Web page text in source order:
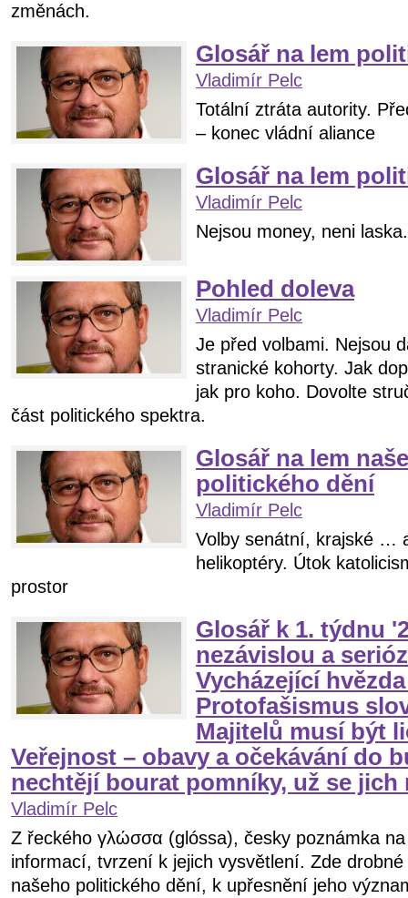
změnách.
Glosář na lem
Vladimír Pelc
Totální ztráta autority.
– konec vládní aliance
Glosář na lem
Vladimír Pelc
Nejsou money, neni
Pohled doleva
Vladimír Pelc
Je před volbami. Nejsou
stranické kohorty. Jak
jak pro koho. Dovolte
část politického spektra.
Glosář na lem
politického dění
Vladimír Pelc
Volby senátní, krajské …
helikoptéry. Útok
prostor
Glosář k 1. týdnu
nezávislou a
Vycházející
Protofašismus
Majitelů musí být
Veřejnost – obavy a očekávání do
nechtějí bourat pomníky, už se
Vladimír Pelc
Z řeckého γλώσσα (glóssa), česky poznámka
informací, tvrzení k jejich vysvětlení. Zde
našeho politického dění, k upřesnění jeho